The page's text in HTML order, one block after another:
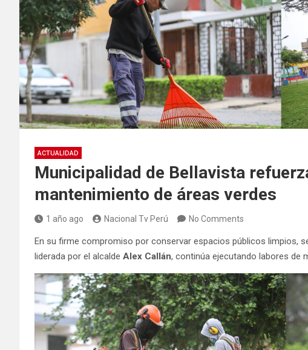
ACTUALIDAD
Municipalidad de Bellavista
mantenimiento de áreas verdes
1 año ago Nacional Tv Perú No Comments
En su firme compromiso por conservar espacios públicos limpios,
liderada por el alcalde Alex Callán, continúa ejecutando labores de